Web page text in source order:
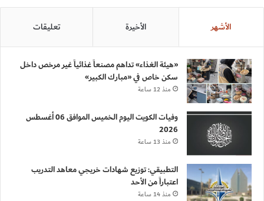
الأشهر الأخيرة تعليقات
«هيئة الغذاء» تداهم مصنعاً غذائياً غير مرخص داخل
سكن خاص في «مبارك الكبير»
منذ 12 ساعة
وفيات الكويت اليوم الخميس الموافق 06 أغسطس
2026
منذ 13 ساعة
التطبيقي: توزيع شهادات خريجي معاهد التدريب
اعتباراً من الأحد
منذ 14 ساعة